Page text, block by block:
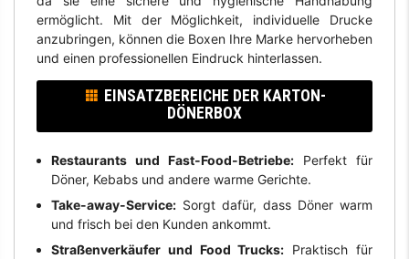
ermöglicht. Mit der Möglichkeit, individuelle Drucke
anzubringen, können die Boxen Ihre Marke hervorheben
und einen professionellen Eindruck hinterlassen.
EINSATZBEREICHE DER KARTON-
DÖNERBOX
Restaurants und Fast-Food-Betriebe: Perfekt für
Döner, Kebabs und andere warme Gerichte.
Take-away-Service:Sorgt dafür, dass Döner warm
und frisch bei den Kunden ankommt.
Straßenverkäufer und Food Trucks: Praktisch für